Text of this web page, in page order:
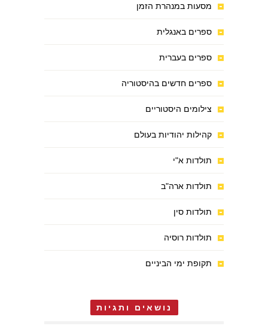
מסעות במנהרת הזמן
ספרים באנגלית
ספרים בעברית
ספרים חדשים בהיסטוריה
צילומים היסטוריים
קהילות יהודיות בעולם
תולדות א"י
תולדות ארה"ב
תולדות סין
תולדות רוסיה
תקופת ימי הביניים
נושאים ותגיות